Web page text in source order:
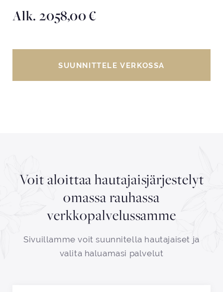
Alk. 2058,00€
SUUNNITTELE VERKOSSA
Voit aloittaa hautajaisjärjestelyt
omassa rauhassa
verkkopalvelussamme
Sivuillamme voit suunnitella hautajaiset ja
valita haluamasi palvelut